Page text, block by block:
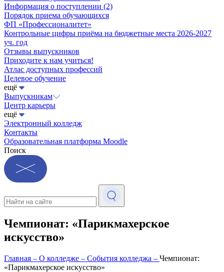
Информация о поступлении (2)
Порядок приема обучающихся
ФП «Профессионалитет»
Контрольные цифры приёма на бюджетные места 2026-2027
уч. год
Отзывы выпускников
Приходите к нам учиться!
Атлас доступных профессий
Целевое обучение
ещё
Выпускникам
Центр карьеры
ещё
Электронный колледж
Контакты
Образовательная платформа Moodle
Поиск
Чемпионат: «Парикмахерское
искусство»
Главная – О колледже – События колледжа – Чемпионат:
«Парикмахерское искусство»